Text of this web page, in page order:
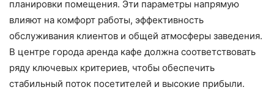
планировки помещения. Эти параметры напрямую
влияют на комфорт работы, эффективность
обслуживания клиентов и общей атмосферы заведения.
В центре города аренда кафе должна соответствовать
ряду ключевых критериев, чтобы обеспечить
стабильный поток посетителей и высокие прибыли.